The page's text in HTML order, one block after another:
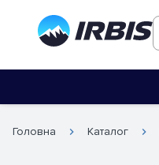
Головна Каталог